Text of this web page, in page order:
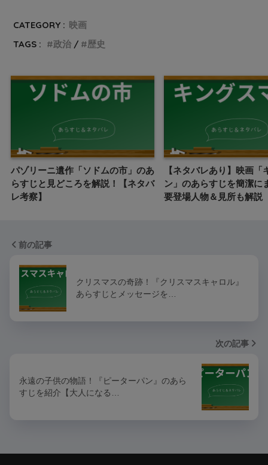
CATEGORY : 映画
TAGS :
政治 歴史
パゾリーニ遺作「ソドムの市」のあ
らすじと見どころを解説！【ネタバ
レ考察】
【ネタバレあり】映画「
ン」のあらすじを簡潔に
要登場人物＆見所も解説
前の記事
クリスマスの奇跡！『クリスマスキャロル』
あらすじとメッセージを…
次の記事
永遠の子供の物語！『ピーターパン』のあら
すじを紹介【大人になる…